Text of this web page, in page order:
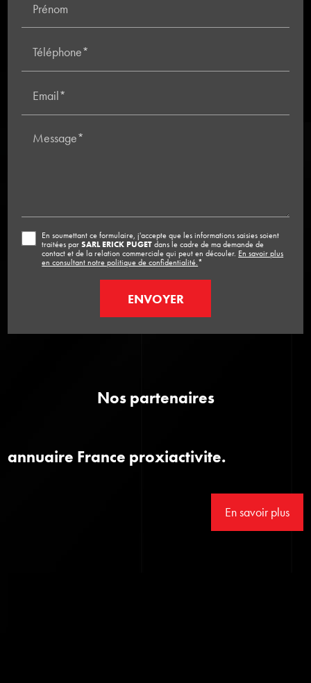
Prénom
Téléphone*
Email*
Message*
En soumettant ce formulaire, j'accepte que les informations saisies soient
traitées parSARL ERICK PUGETdans le cadre de ma demande de
contact et de la relation commerciale qui peut en découler. En savoir plus
en consultant notre politique de confidentialité.*
Nos partenaires
annuaire France proxiactivite.
En savoir plus